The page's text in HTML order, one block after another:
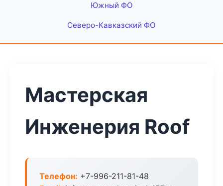
Южный ФО
Северо-Кавказский ФО
Мастерская
Инженерия Roof
Телефон: +7-996-211-81-48